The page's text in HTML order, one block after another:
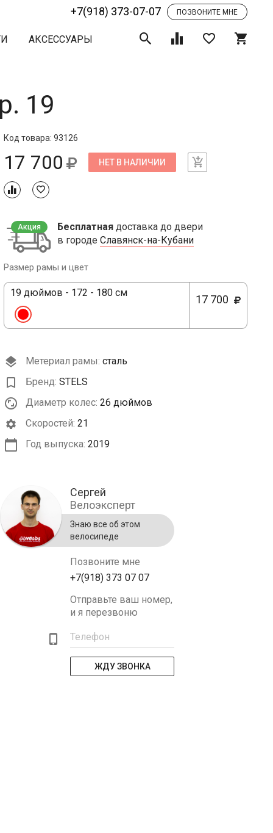
+7(918) 373-07-07 ПОЗВОНИТЕ МНЕ
АКСЕССУАРЫ
19
Код товара: 93126
17 700 НЕТ В НАЛИЧИИ
Акция Бесплатная доставка до двери
в городе Славянск-на-Кубани
Размер рамы и цвет
19 дюймов - 172 - 180 см
17 700
Метериал рамы: сталь
Бренд: STELS
Диаметр колес: 26 дюймов
Cкоростей: 21
Год выпуска: 2019
Сергей
Велоэксперт
Знаю все об этом
велосипеде
Позвоните мне
+7(918) 373 07 07
Отправьте ваш номер,
и я перезвоню
Телефон
ЖДУ ЗВОНКА